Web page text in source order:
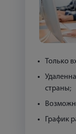
Только
страны;
График